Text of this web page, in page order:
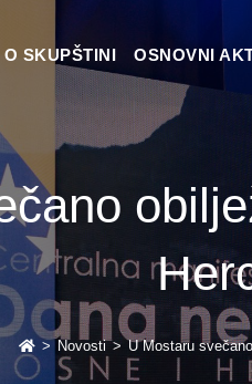
O SKUPŠTINI OSNOVNI
> Novosti > U Mostaru